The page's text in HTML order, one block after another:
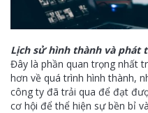
Lịch sử hình thành và phát
Đây là phần quan trọng nhất
hơn về quá trình hình thành,
công ty đã trải qua để đạt
cơ hội để thể hiện sự bền bỉ